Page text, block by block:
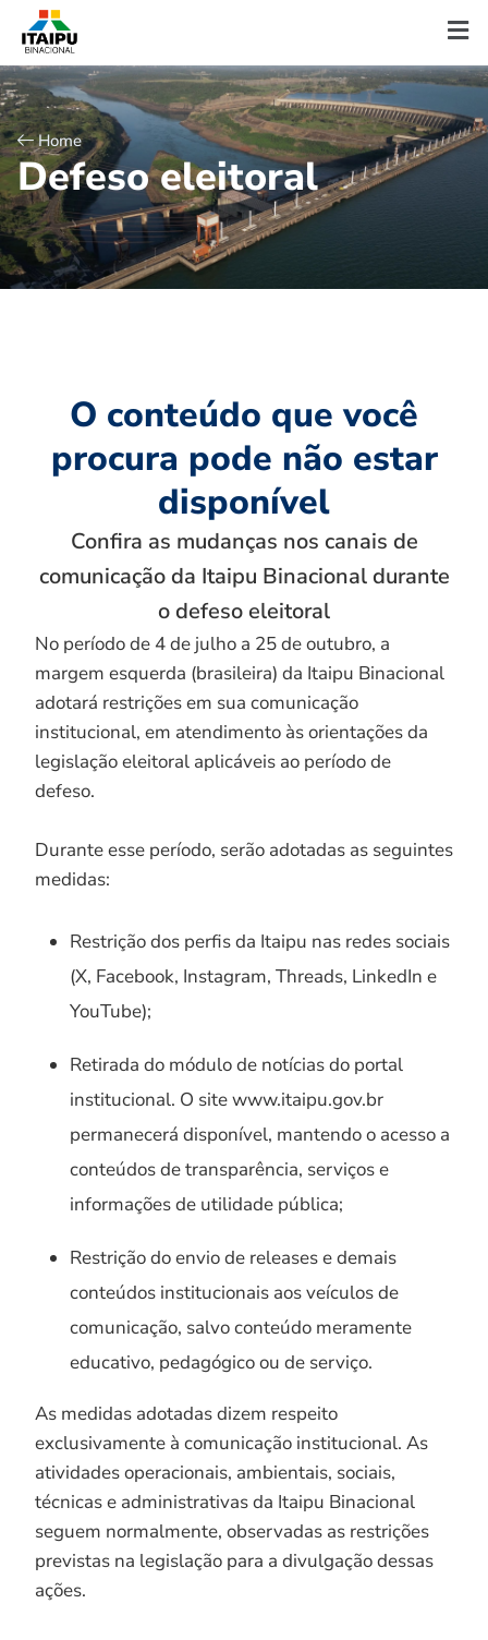
Home
Defeso eleitoral
O conteúdo que você
procura pode não estar
disponível
Confira as mudanças nos canais de
comunicação da Itaipu Binacional durante
o defeso eleitoral
No período de 4 de julho a 25 de outubro, a
margem esquerda (brasileira) da Itaipu Binacional
adotará restrições em sua comunicação
institucional, em atendimento às orientações da
legislação eleitoral aplicáveis ao período de
defeso.
Durante esse período, serão adotadas as seguintes
medidas:
Restrição dos perfis da Itaipu nas redes sociais
(X, Facebook, Instagram, Threads, LinkedIn e
YouTube);
Retirada do módulo de notícias do portal
institucional. O site www.itaipu.gov.br
permanecerá disponível, mantendo o acesso a
conteúdos de transparência, serviços e
informações de utilidade pública;
Restrição do envio de releases e demais
conteúdos institucionais aos veículos de
comunicação, salvo conteúdo meramente
educativo, pedagógico ou de serviço.
As medidas adotadas dizem respeito
exclusivamente à comunicação institucional. As
atividades operacionais, ambientais, sociais,
técnicas e administrativas da Itaipu Binacional
seguem normalmente, observadas as restrições
previstas na legislação para a divulgação dessas
ações.